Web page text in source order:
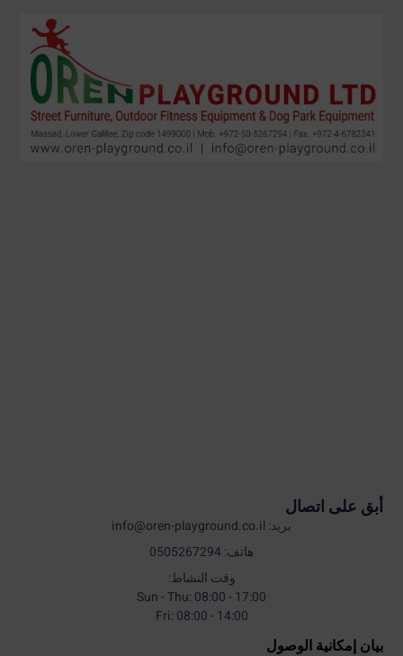
أبق على اتصال
بريد: info@oren-playground.co.il
هاتف: 0505267294
وقت النشاط:
Sun - Thu: 08:00 - 17:00
Fri: 08:00 - 14:00
بيان إمكانية الوصول